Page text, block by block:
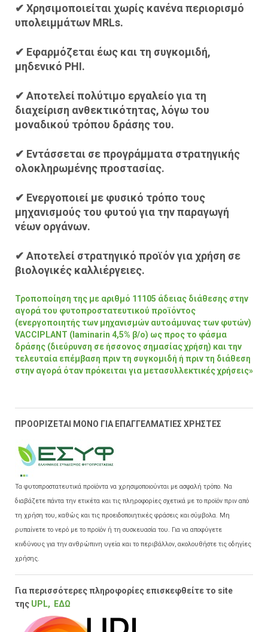
✔ Χρησιμοποιείται χωρίς κανένα περιορισμό
υπολειμμάτων MRLs.
✔ Εφαρμόζεται έως και τη συγκομιδή,
μηδενικό PHI.
✔ Αποτελεί πολύτιμο εργαλείο για τη
διαχείριση ανθεκτικότητας, λόγω του
μοναδικού τρόπου δράσης του.
✔ Εντάσσεται σε προγράμματα στρατηγικής
ολοκληρωμένης προστασίας.
✔ Ενεργοποιεί με φυσικό τρόπο τους
μηχανισμούς του φυτού για την παραγωγή
νέων οργάνων.
✔ Αποτελεί στρατηγικό προϊόν για χρήση σε
βιολογικές καλλιέργειες.
Τροποποίηση της με αριθμό 11105 άδειας διάθεσης στην
αγορά του φυτοπροστατευτικού προϊόντος
(ενεργοποιητής των μηχανισμών αυτοάμυνας των φυτών)
VACCIPLANT (laminarin 4,5% β/ο) ως προς το φάσμα
δράσης (διεύρυνση σε ήσσονος σημασίας χρήση) και την
τελευταία επέμβαση πριν τη συγκομιδή ή πριν τη διάθεση
στην αγορά όταν πρόκειται για μετασυλλεκτικές χρήσεις»
ΠΡΟΟΡΙΖΕΤΑΙ ΜΟΝΟ ΓΙΑ ΕΠΑΓΓΕΛΜΑΤΙΕΣ ΧΡΗΣΤΕΣ
Τα φυτοπροστατευτικά προϊόντα να χρησιμοποιούνται με ασφαλή τρόπο. Να
διαβάζετε πάντα την ετικέτα και τις πληροφορίες σχετικά με το προϊόν πριν από
τη χρήση του, καθώς και τις προειδοποιητικές φράσεις και σύμβολα. Μη
ρυπαίνετε το νερό με το προϊόν ή τη συσκευασία του. Για να αποφύγετε
κινδύνους για την ανθρώπινη υγεία και το περιβάλλον, ακολουθήστε τις οδηγίες
χρήσης.
Για περισσότερες πληροφορίες επισκεφθείτε το site
της UPL, EΔΩ